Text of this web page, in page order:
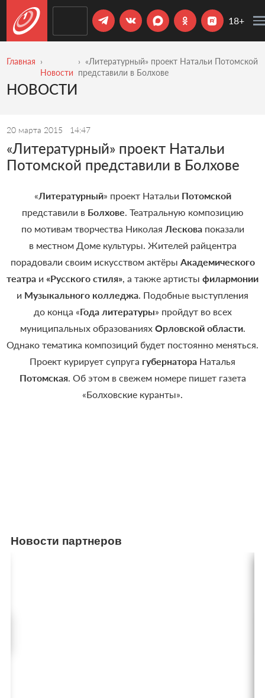
18+
Главная
Новости
«Литературный» проект Натальи Потомской
представили в Болхове
НОВОСТИ
20 марта 2015 14:47
«Литературный» проект Натальи
Потомской представили в Болхове
«Литературный» проект Натальи Потомской
представили в Болхове . Театральную композицию
по мотивам творчества Николая Лесковапоказали
в местном Доме культуры. Жителей райцентра
порадовали своим искусством актёры Академического
театра и «Русского стиля» , а также артисты филармонии
и Музыкального колледжа . Подобные выступления
до конца «Года литературы» пройдут во всех
муниципальных образованиях Орловской области.
Однако тематика композиций будет постоянно меняться.
Проект курирует супруга губернатора Наталья
Потомская. Об этом в свежем номере пишет газета
«Болховские куранты».
Новости партнеров